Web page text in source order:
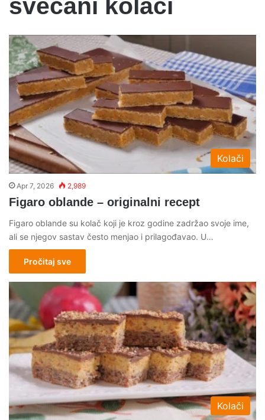
svečani kolači
Kolači
Apr 7, 2026 2,989
Figaro oblande – originalni recept
Figaro oblande su kolač koji je kroz godine zadržao svoje ime,
ali se njegov sastav često menjao i prilagođavao. U…
Pročitaj sve
Kolači